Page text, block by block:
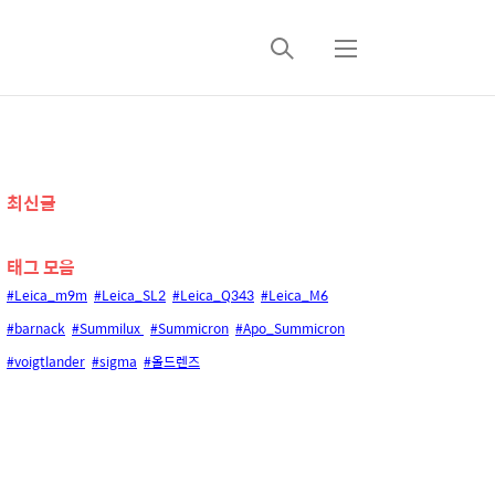
검
메
추
정
보
최신글
태그 모음
#Leica_m9m #Leica_SL2 #Leica_Q343 #Leica_M6
#barnack #Summilux #Summicron #Apo_Summicron
#voigtlander #sigma #올드렌즈